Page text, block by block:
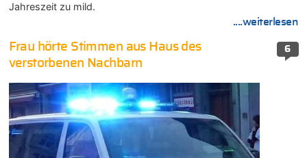
Jahreszeit zu mild.
....weiterlesen
6
Frau hörte Stimmen aus Haus des
verstorbenen Nachbarn